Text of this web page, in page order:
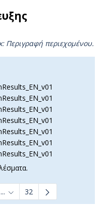
Περιγραφή περιεχομένου.
... Ενδιάμεσες σελίδες Use
32